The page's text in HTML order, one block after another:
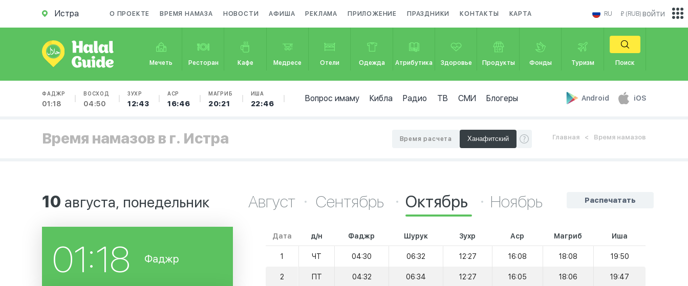
Истра О ПРОЕКТЕ ВРЕМЯ НАМАЗА НОВОСТИ АФИША РЕКЛАМА ПРИЛОЖЕНИЕ ПРАЗДНИКИ КОНТАКТЫ КАРТА RU ₽ (RUB)
Мечеть Ресторан Кафе Медресе Отели Одежда Атрибутика Здоровье Продукты Фонды Туризм Поиск
ФАДЖР
01:18
ВОСХОД
04:50
ЗУХР
12:43
АСР
16:46
МАГРИБ
20:21
ИША
22:46
Вопрос имаму Кибла Радио ТВ СМИ Блогеры Android iOS
войти
Время намазов в г. Истра Главная Время намазов
Время расчета
10 августа, понедельник
01:18 Фаджр
Распечатать
Август Сентябрь Октябрь Ноябрь
Дата д/н Фаджр Шурук Зухр Аср Магриб Иша
1 ЧТ 04:30 06:32 12:27 16:08 18:08 19:50
2 ПТ 04:32 06:34 12:27 16:05 18:06 19:47